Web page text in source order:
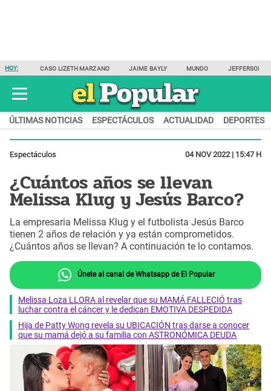
HOY: CASO LIZETH MARZANO JAIME BAYLY MUNDO JEFFERSON
ÚLTIMAS NOTICIAS ESPECTÁCULOS ACTUALIDAD DEPORTES
Espectáculos 04 NOV 2022 | 15:47 H
¿Cuántos años se llevan
Melissa Klug y Jesús Barco?
La empresaria Melissa Klug y el futbolista Jesús Barco
tienen 2 años de relación y ya están comprometidos.
¿Cuántos años se llevan? A continuación te lo contamos.
Únete al canal de Whatsapp de El Popular
Melissa Loza LLORA al revelar que su MAMÁ FALLECIÓ tras
luchar contra el cáncer y le dedican EMOTIVA DESPEDIDA
Hija de Patty Wong revela su UBICACIÓN tras darse a conocer
que su mamá dejó a su familia con ASTRONÓMICA DEUDA